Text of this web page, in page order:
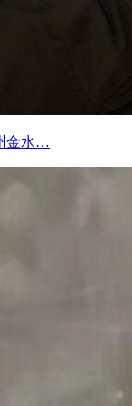
金水…